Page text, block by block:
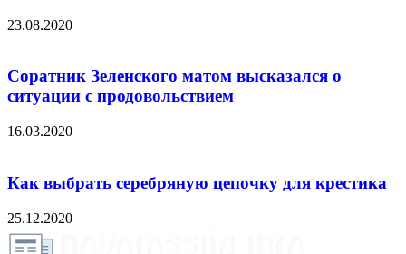
23.08.2020
Соратник Зеленского матом высказался о
ситуации с продовольствием
16.03.2020
Как выбрать серебряную цепочку для крестика
25.12.2020